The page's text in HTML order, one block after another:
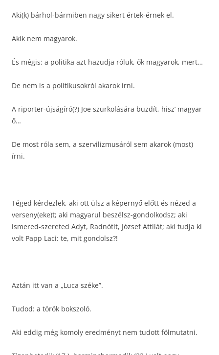
Aki(k) bárhol-bármiben nagy sikert értek-érnek el.
Akik nem magyarok.
És mégis: a politika azt hazudja róluk, ők magyarok, mert…
De nem is a politikusokról akarok írni.
A riporter-újságíró(?) Joe szurkolására buzdít, hisz’ magyar
ő…
De most róla sem, a szervilizmusáról sem akarok (most)
írni.
Téged kérdezlek, aki ott ülsz a képernyő előtt és nézed a
verseny(eke)t; aki magyarul beszélsz-gondolkodsz; aki
ismered-szereted Adyt, Radnótit, József Attilát; aki tudja ki
volt Papp Laci: te, mit gondolsz?!
Aztán itt van a „Luca széke”.
Tudod: a török bokszoló.
Aki eddig még komoly eredményt nem tudott fölmutatni.